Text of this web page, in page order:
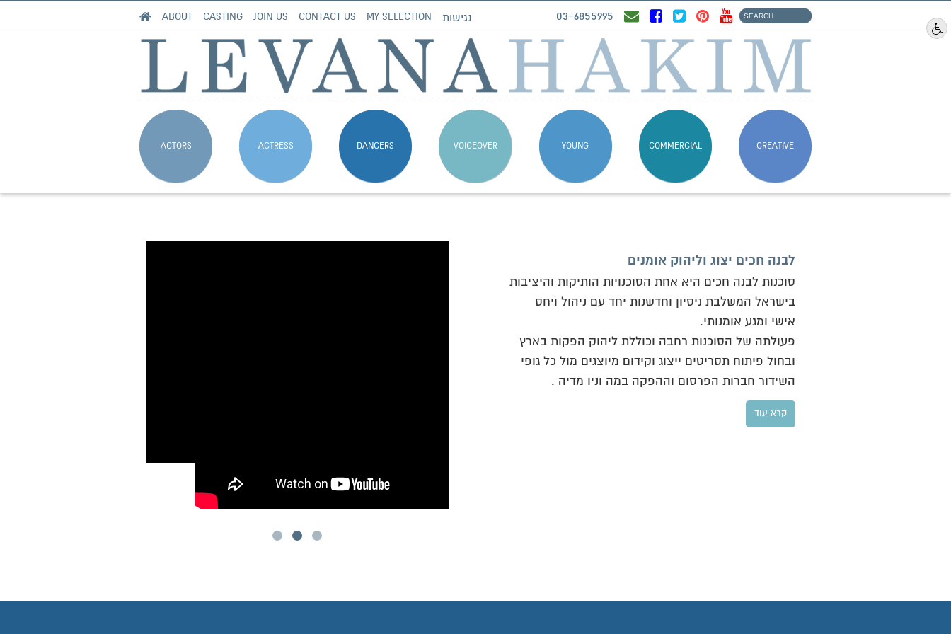
ABOUT CASTING JOIN US CONTACT US MY SELECTION נגישות 03-6855995
ACTORS ACTRESS DANCERS VOICEOVER YOUNG COMMERCIAL CREATIVE
לבנה חכים יצוג וליהוק אומנים
סוכנות לבנה חכים היא אחת הסוכנויות הותיקות והיציבות
בישראל המשלבת ניסיון וחדשנות יחד עם ניהול ויחס
אישי ומגע אומנותי.
פעולתה של הסוכנות רחבה וכוללת ליהוק הפקות בארץ
ובחול פיתוח תסריטים ייצוג וקידום מיוצגים מול כל גופי
השידור חברות הפרסום וההפקה במה וניו מדיה .
קרא עוד